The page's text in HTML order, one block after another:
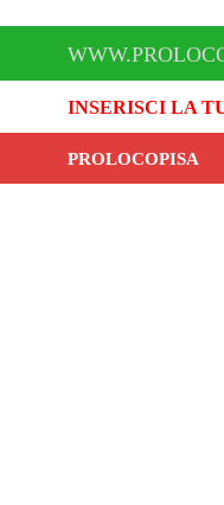
INSERISCI LA
PROLOCOPISA